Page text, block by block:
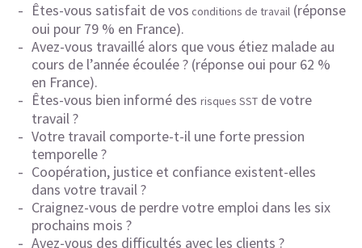
Êtes-vous satisfait de vos conditions de travail (réponse
oui pour 79 % en France).
Avez-vous travaillé alors que vous étiez malade au
cours de l’année écoulée ? (réponse oui pour 62 %
en France).
Êtes-vous bien informé des risques SST de votre
travail ?
Votre travail comporte-t-il une forte pression
temporelle ?
Coopération, justice et confiance existent-elles
dans votre travail ?
Craignez-vous de perdre votre emploi dans les six
prochains mois ?
Avez-vous des difficultés avec les clients ?